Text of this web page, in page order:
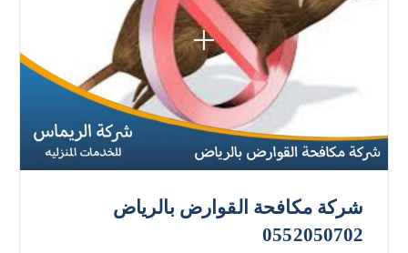
شركة مكافحة القوارض بالرياض
0552050702